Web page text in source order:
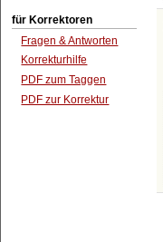
für Korrektoren
Fragen & Antworten
Korrekturhilfe
PDF zum Taggen
PDF zur Korrektur